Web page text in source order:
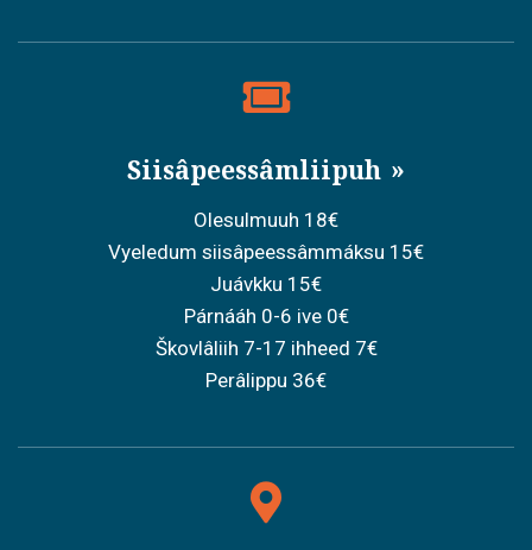
Siisâpeessâmliipuh
Olesulmuuh 18€
Vyeledum siisâpeessâmmáksu 15€
Juávkku 15€
Párnááh 0-6 ive 0€
Škovlâliih 7-17 ihheed 7€
Perâlippu 36€